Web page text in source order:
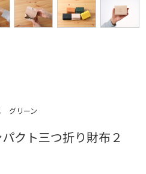
グリーン
クト三つ折り財布２